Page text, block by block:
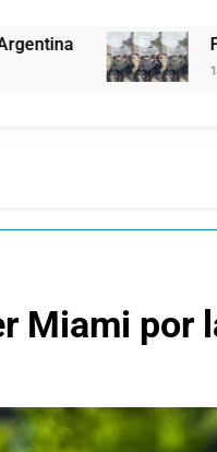
Figuras de la
14 Horas Atrás
Miami por